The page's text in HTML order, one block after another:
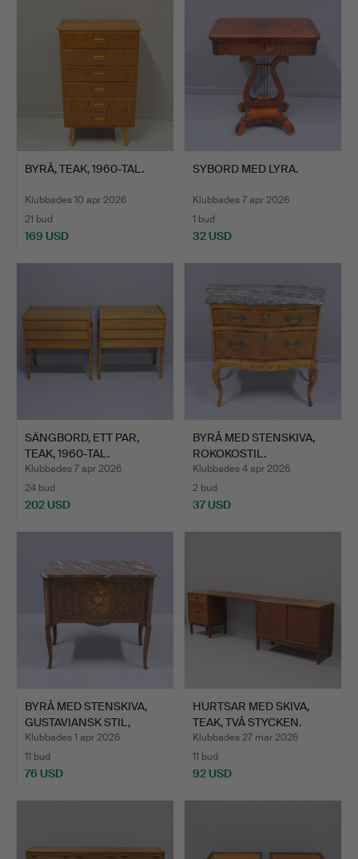
BYRÅ, TEAK, 1960-TAL.
Klubbades 10 apr 2026
21 bud
169 USD
SYBORD MED LYRA.
Klubbades 7 apr 2026
1 bud
32 USD
SÄNGBORD, ETT PAR,
TEAK, 1960-TAL.
Klubbades 7 apr 2026
24 bud
202 USD
BYRÅ MED STENSKIVA,
ROKOKOSTIL.
Klubbades 4 apr 2026
2 bud
37 USD
BYRÅ MED STENSKIVA,
GUSTAVIANSK STIL,
SVEN…
Klubbades 1 apr 2026
11 bud
76 USD
HURTSAR MED SKIVA,
TEAK, TVÅ STYCKEN.
Klubbades 27 mar 2026
11 bud
92 USD